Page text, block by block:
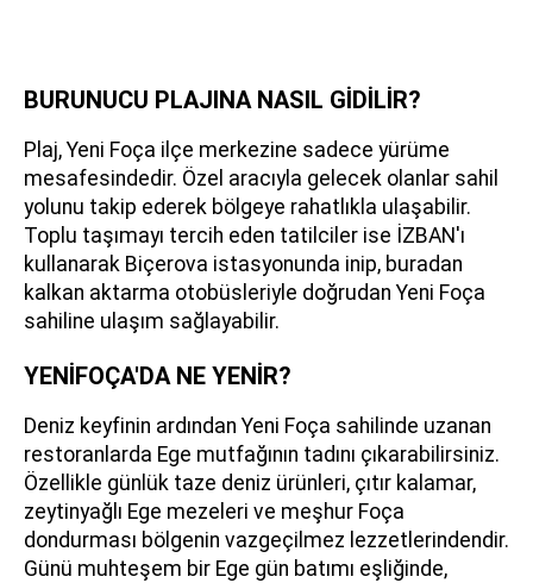
BURUNUCU PLAJINA NASIL GİDİLİR?
Plaj, Yeni Foça ilçe merkezine sadece yürüme
mesafesindedir. Özel aracıyla gelecek olanlar sahil
yolunu takip ederek bölgeye rahatlıkla ulaşabilir.
Toplu taşımayı tercih eden tatilciler ise İZBAN'ı
kullanarak Biçerova istasyonunda inip, buradan
kalkan aktarma otobüsleriyle doğrudan Yeni Foça
sahiline ulaşım sağlayabilir.
YENİFOÇA'DA NE YENİR?
Deniz keyfinin ardından Yeni Foça sahilinde uzanan
restoranlarda Ege mutfağının tadını çıkarabilirsiniz.
Özellikle günlük taze deniz ürünleri, çıtır kalamar,
zeytinyağlı Ege mezeleri ve meşhur Foça
dondurması bölgenin vazgeçilmez lezzetlerindendir.
Günü muhteşem bir Ege gün batımı eşliğinde,